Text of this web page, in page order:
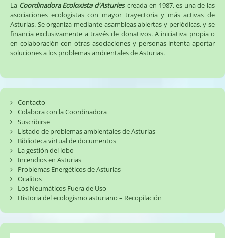
La Coordinadora Ecoloxista d'Asturies, creada en 1987, es una de las
asociaciones ecologistas con mayor trayectoria y más activas de
Asturias. Se organiza mediante asambleas abiertas y periódicas, y se
financia exclusivamente a través de donativos. A iniciativa propia o
en colaboración con otras asociaciones y personas intenta aportar
soluciones a los problemas ambientales de Asturias.
Contacto
Colabora con la Coordinadora
Suscribirse
Listado de problemas ambientales de Asturias
Biblioteca virtual de documentos
La gestión del lobo
Incendios en Asturias
Problemas Energéticos de Asturias
Ocalitos
Los Neumáticos Fuera de Uso
Historia del ecologismo asturiano – Recopilación